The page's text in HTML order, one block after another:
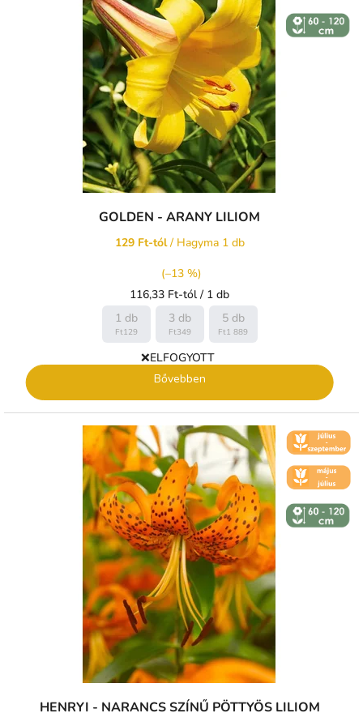
↕️ VÝŠKA 60
- 120 CM
GOLDEN - ARANY LILIOM
129 Ft-tól/ Hagyma 1 db
(–13 %)
Egységár:
116,33 Ft-tól / 1 db
1 db
Ft129
3 db
Ft349
5 db
Ft1 889
❌ELFOGYOTT
Bővebben
🌼 KVĚT -
ČERVENEC
🌼 KVĚT -
ČERVEN
↕️ VÝŠKA 60
- 120 CM
HENRYI - NARANCS SZÍNŰ PÖTTYÖS LILIOM